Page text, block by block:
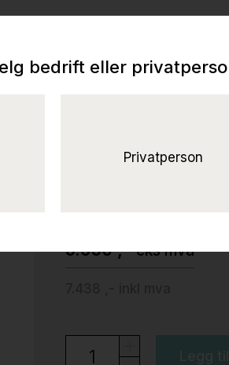
satinert stål, Pent brukt
5.950 ,-eks mva
Legg
bedrift eller
Privatperson